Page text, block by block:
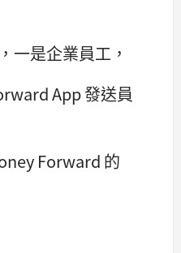
一是企業員工，
App 發送員
Forward 的